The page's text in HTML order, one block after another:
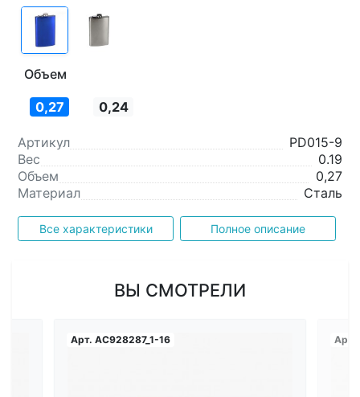
Объем
0,27 0,24
Артикул
PD015-9
Вес
0.19
Объем
0,27
Материал
Сталь
Все характеристики Полное описание
ВЫ СМОТРЕЛИ
Арт. AC928287_1-16 Арт.